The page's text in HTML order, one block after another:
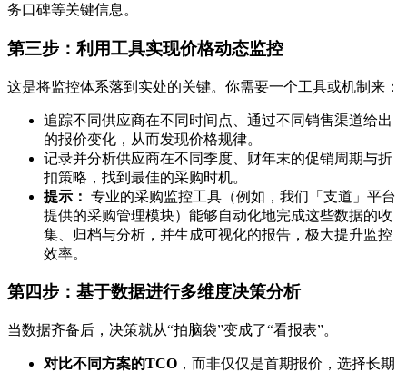
务口碑等关键信息。
第三步：利用工具实现价格动态监控
这是将监控体系落到实处的关键。你需要一个工具或机制来：
追踪不同供应商在不同时间点、通过不同销售渠道给出
的报价变化，从而发现价格规律。
记录并分析供应商在不同季度、财年末的促销周期与折
扣策略，找到最佳的采购时机。
提示： 专业的采购监控工具（例如，我们「支道」平台
提供的采购管理模块）能够自动化地完成这些数据的收
集、归档与分析，并生成可视化的报告，极大提升监控
效率。
第四步：基于数据进行多维度决策分析
当数据齐备后，决策就从“拍脑袋”变成了“看报表”。
对比不同方案的TCO ，而非仅仅是首期报价，选择长期